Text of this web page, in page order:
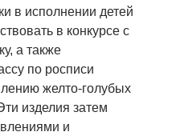
в исполнении детей
в конкурсе с
а также
по росписи
желто-голубых
изделия затем
и